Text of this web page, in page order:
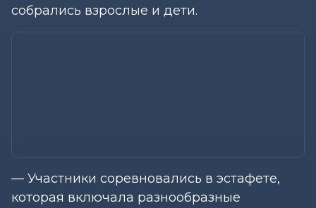
собрались взрослые и дети.
— Участники соревновались в эстафете,
которая включала разнообразные